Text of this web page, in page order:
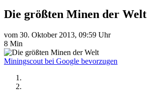
Die größten Minen der Welt
vom 30. Oktober 2013, 09:59 Uhr
8 Min
Miningscout bei Google bevorzugen